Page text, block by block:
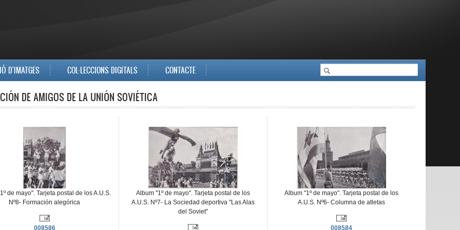
Formulari de cerca
Cerca
D'IMATGES COL·LECCIONS DIGITALS CONTACTE
DE AMIGOS DE LA UNIÓN SOVIÉTICA
de mayo". Tarjeta postal de los A.U.S.
Nº8- Formación alegórica
008586
Album "1º de mayo". Tarjeta postal de los
A.U.S. Nº7- La Sociedad deportiva "Las Alas
del Soviet"
Album "1º de mayo". Tarjeta postal de los
A.U.S. Nº6- Columna de atletas
008584